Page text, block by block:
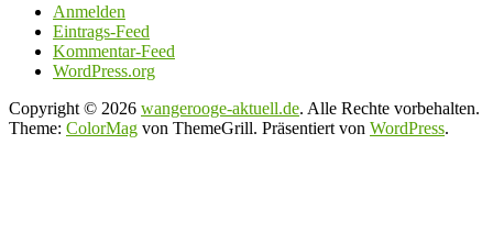
Anmelden
Eintrags-Feed
Kommentar-Feed
WordPress.org
Copyright © 2026 wangerooge-aktuell.de. Alle Rechte vorbehalten.
Theme: ColorMag von ThemeGrill. Präsentiert von WordPress.